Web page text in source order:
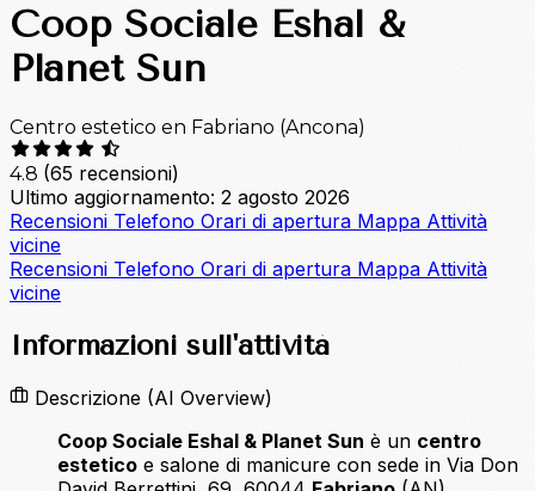
Coop Sociale Eshal &
Planet Sun
Centro estetico en Fabriano (Ancona)
4.8 (65 recensioni)
Ultimo aggiornamento: 2 agosto 2026
Recensioni Telefono Orari di apertura Mappa Attività
vicine
Recensioni Telefono Orari di apertura Mappa Attività
vicine
Informazioni sull'attività
Descrizione (AI Overview)
Coop Sociale Eshal & Planet Sun è un centro
estetico e salone di manicure con sede in Via Don